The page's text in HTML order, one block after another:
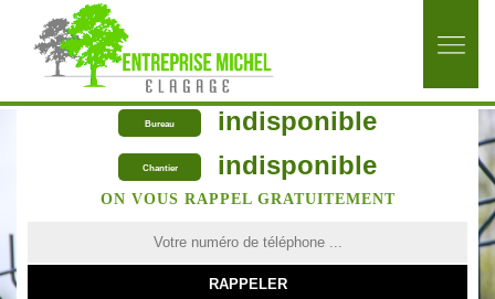
Bureau indisponible
Chantier indisponible
ON VOUS RAPPEL GRATUITEMENT